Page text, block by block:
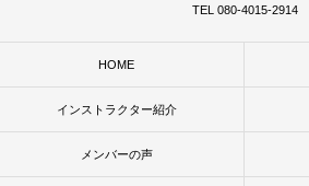
TEL 080-4015-2914
HOME
インストラクター紹介
メンバーの声